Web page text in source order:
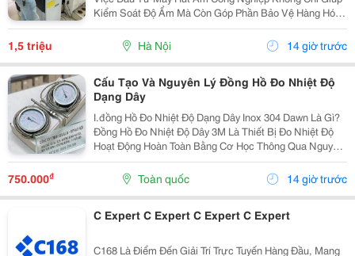
Kiểm Soát Độ Ẩm Mà Còn Góp Phần Bảo Vệ Hàng Hóa,
Máy Móc Và Duy Trì Chất Lượng Sản Phẩm. Tuy Nhiên,
Giá Máy Hút Ẩm Công Nghiệp Trên Thị Trường Có Sự...
1,5 triệu Hà Nội 14 giờ trước
Cấu Tạo Và Nguyên Lý Đồng Hồ Đo Nhiệt Độ
Dạng Dây
I.đồng Hồ Đo Nhiệt Độ Dạng Dây Inox 304 Dawn Là Gì?
Đồng Hồ Đo Nhiệt Độ Dây 3M Là Thiết Bị Đo Nhiệt Độ
Hoạt Động Hoàn Toàn Bằng Cơ Học Thông Qua Nguyên
Lý Giãn Nở Của Chất Lỏng Hoặc Khí Bên Trong Hệ
Thống Mao Dẫn. Khi Đầu Cảm Biến Tiếp Xúc Với...
750.000₫ Toàn quốc 14 giờ trước
C Expert C Expert C Expert C Expert
C168 Là Điểm Đến Giải Trí Trực Tuyến Hàng Đầu, Mang